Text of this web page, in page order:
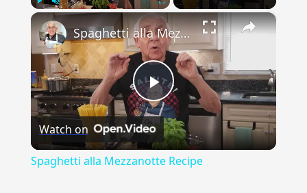
Unmute ×
Play
Video
Spaghetti alla Mezzanotte Recipe
Watch on
Spaghetti alla Mezzanotte Recipe